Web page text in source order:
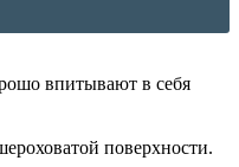
впитывают в себя
поверхности.